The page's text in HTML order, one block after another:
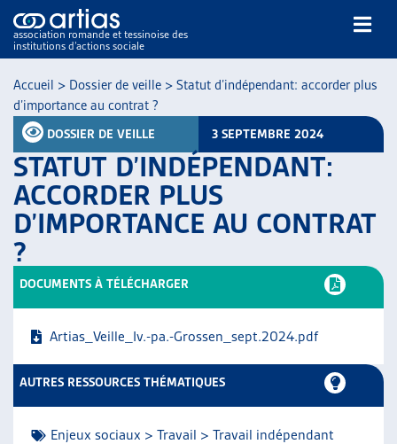
association romande et tessinoise des
institutions d’actions sociale
NOS PUBLICATIONS
DOSSIERS DU MOIS
VEILLE
THÉMATIQUES
GUIDE SOCIAL ROMAND
AUTRES
L’ASSOCIATION
Accueil > Dossier de veille > Statut d’indépendant: accorder plus
d’importance au contrat ?
DOSSIER DE VEILLE 3 SEPTEMBRE 2024
STATUT D’INDÉPENDANT:
ACCORDER PLUS
D’IMPORTANCE AU CONTRAT
?
DOCUMENTS À TÉLÉCHARGER
Artias_Veille_Iv.-pa.-Grossen_sept.2024.pdf
AUTRES RESSOURCES THÉMATIQUES
Enjeux sociaux > Travail > Travail indépendant